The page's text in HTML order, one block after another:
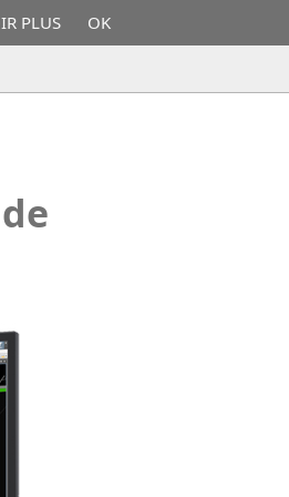
et de
PLUS OK